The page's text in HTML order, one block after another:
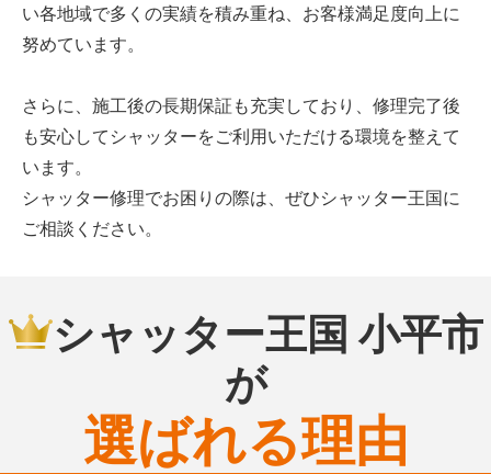
い各地域で多くの実績を積み重ね、お客様満足度向上に
努めています。
さらに、施工後の長期保証も充実しており、修理完了後
も安心してシャッターをご利用いただける環境を整えて
います。
シャッター修理でお困りの際は、ぜひシャッター王国に
ご相談ください。
シャッター王国 小平市
が
選ばれる理由